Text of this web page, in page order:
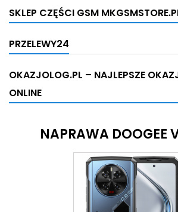
SKLEP CZĘŚCI GSM
PRZELEWY24
OKAZJOLOG.PL – NAJLEPSZE
ONLINE
NAPRAWA DOOGEE